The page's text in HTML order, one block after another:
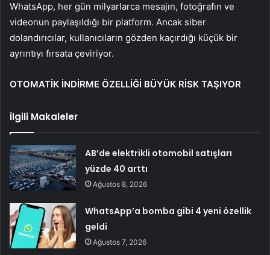
WhatsApp, her gün milyarlarca mesajın, fotoğrafın ve
videonun paylaşıldığı bir platform. Ancak siber
dolandırıcılar, kullanıcıların gözden kaçırdığı küçük bir
ayrıntıyı fırsata çeviriyor.
OTOMATİK İNDİRME ÖZELLİĞİ BÜYÜK RİSK TAŞIYOR
İlgili Makaleler
AB’de elektrikli otomobil satışları
yüzde 40 arttı
Ağustos 8, 2026
WhatsApp’a bomba gibi 4 yeni özellik
geldi
Ağustos 7, 2026